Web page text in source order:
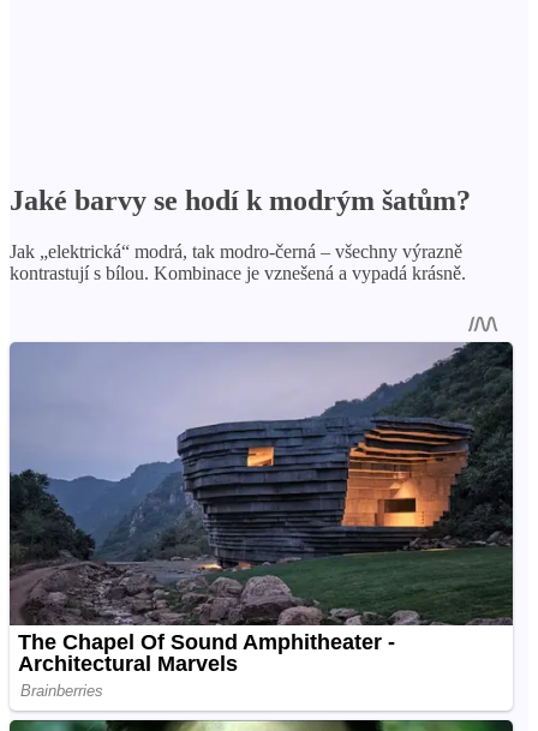
Jaké barvy se hodí k modrým šatům?
Jak „elektrická“ modrá, tak modro-černá – všechny výrazně
kontrastují s bílou. Kombinace je vznešená a vypadá krásně.